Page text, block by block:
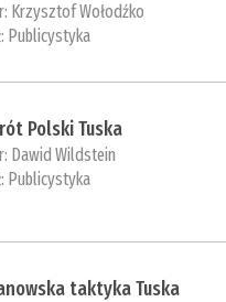
Krzysztof Wołodźko
Publicystyka
Polski Tuska
Dawid Wildstein
Publicystyka
taktyka Tuska